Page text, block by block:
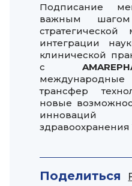
Подписание
важным
интеграции
клинической
с
трансфер
новые
здравоохранения
Поделиться